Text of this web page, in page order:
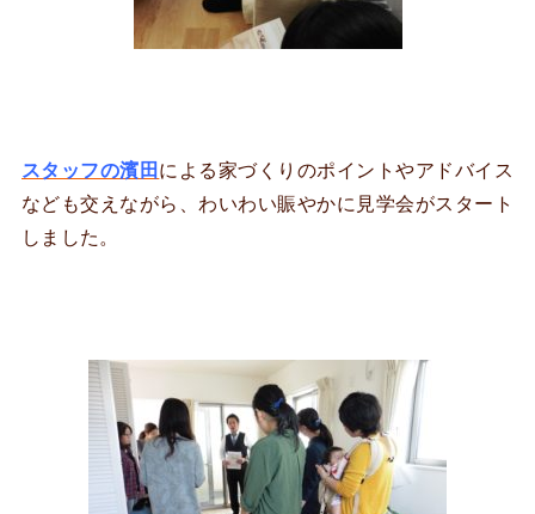
スタッフの濱田 による家づくりのポイントやアドバイス
なども交えながら、わいわい賑やかに見学会がスタート
しました。